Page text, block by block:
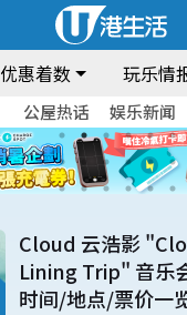
优惠着数 玩乐情
公屋热话 娱乐新闻
Cloud 云浩影
Lining Trip" 音乐
时间/地点/票价一